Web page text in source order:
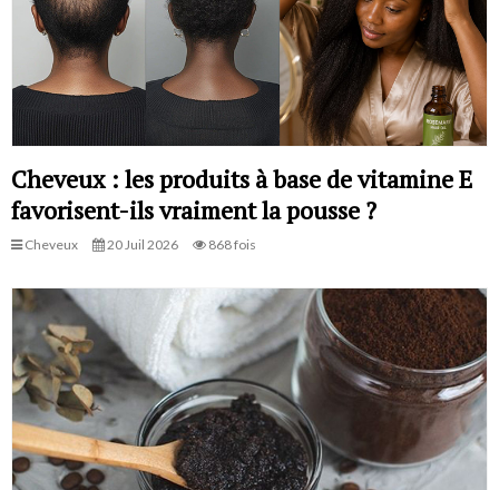
Cheveux : les produits à base de vitamine E
favorisent-ils vraiment la pousse ?
Cheveux 20 Juil 2026 868 fois